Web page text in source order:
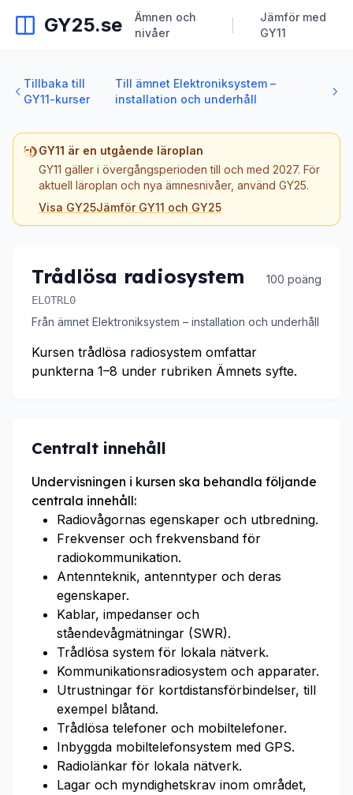
GY25.se
Ämnen och
nivåer
Jämför med
GY11
Tillbaka till
GY11-kurser
Till ämnet Elektroniksystem –
installation och underhåll
GY11 är en utgående läroplan
GY11 gäller i övergångsperioden till och med 2027. För
aktuell läroplan och nya ämnesnivåer, använd GY25.
Visa GY25Jämför GY11 och GY25
Trådlösa radiosystem 100 poäng
ELOTRL0
Från ämnet Elektroniksystem – installation och underhåll
Kursen trådlösa radiosystem omfattar
punkterna 1–8 under rubriken Ämnets syfte.
Centralt innehåll
Undervisningen i kursen ska behandla följande
centrala innehåll:
Radiovågornas egenskaper och utbredning.
Frekvenser och frekvensband för
radiokommunikation.
Antennteknik, antenntyper och deras
egenskaper.
Kablar, impedanser och
ståendevågmätningar (SWR).
Trådlösa system för lokala nätverk.
Kommunikationsradiosystem och apparater.
Utrustningar för kortdistansförbindelser, till
exempel blåtand.
Trådlösa telefoner och mobiltelefoner.
Inbyggda mobiltelefonsystem med GPS.
Radiolänkar för lokala nätverk.
Lagar och myndighetskrav inom området,